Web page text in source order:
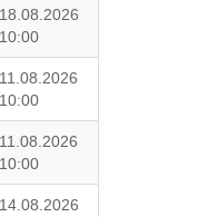
18.08.2026
10:00
11.08.2026
10:00
11.08.2026
10:00
14.08.2026